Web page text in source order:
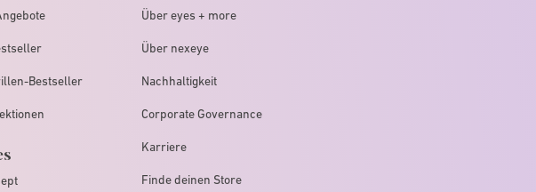
Bestseller
Über eyes + more
Über nexeye
Nachhaltigkeit
Corporate Governance
Karriere
Finde deinen Store